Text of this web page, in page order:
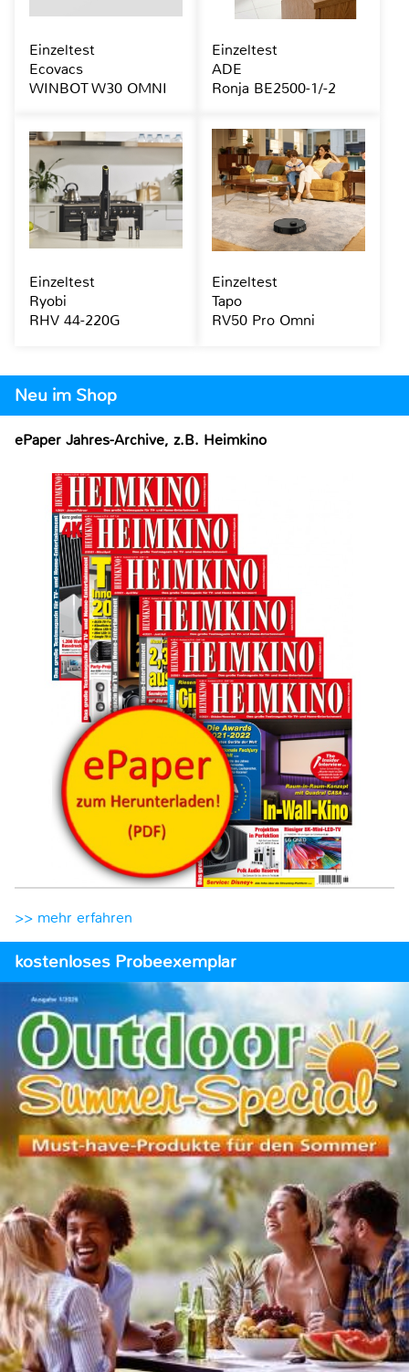
Neu im Shop
ePaper Jahres-Archive, z.B. Heimkino
>> mehr erfahren
kostenloses Probeexemplar
Einzeltest
Ecovacs
WINBOT W30 OMNI
Einzeltest
ADE
Ronja BE2500-1/-2
Einzeltest
Ryobi
RHV 44-220G
Einzeltest
Tapo
RV50 Pro Omni